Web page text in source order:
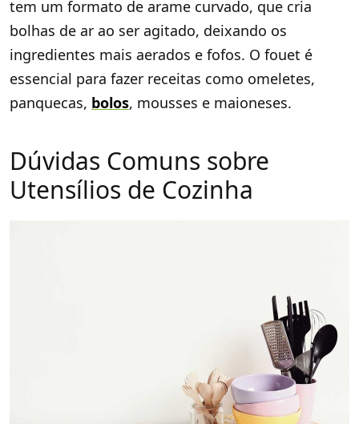
tem um formato de arame curvado, que cria
bolhas de ar ao ser agitado, deixando os
ingredientes mais aerados e fofos. O fouet é
essencial para fazer receitas como omeletes,
panquecas, bolos, mousses e maioneses.
Dúvidas Comuns sobre
Utensílios de Cozinha